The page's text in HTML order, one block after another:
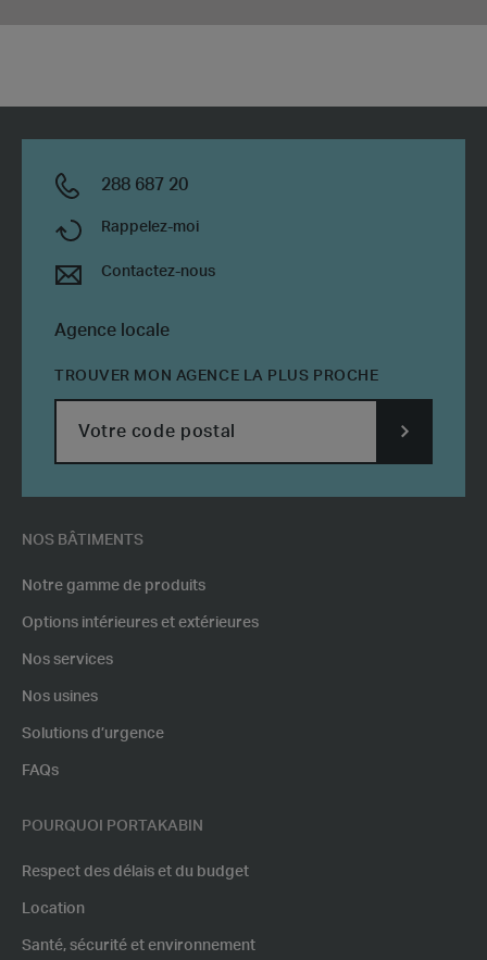
NOS BÂTIMENTS
Notre gamme de produits
Options intérieures et extérieures
Nos services
Nos usines
Solutions d’urgence
FAQs
POURQUOI PORTAKABIN
Respect des délais et du budget
Location
Santé, sécurité et environnement
288 687 20
Rappelez-moi
Contactez-nous
Agence locale
TROUVER MON AGENCE LA PLUS PROCHE
POSTCODE